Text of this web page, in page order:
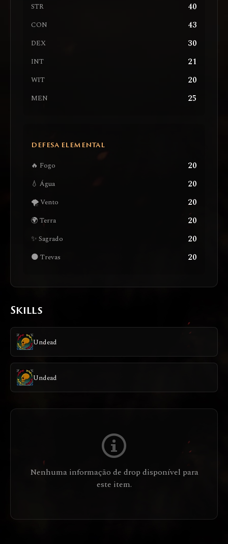
STR 40
CON 43
DEX 30
INT 21
WIT 20
MEN 25
DEFESA ELEMENTAL
🔥 Fogo 20
💧 Água 20
🌪️ Vento 20
🌍 Terra 20
✨ Sagrado 20
🌑 Trevas 20
Skills
Undead
Undead
Nenhuma informação de drop disponível para
este item.